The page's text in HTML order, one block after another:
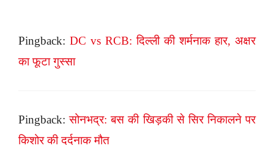
Pingback: DC vs RCB: दिल्ली की शर्मनाक हार, अक्षर
का फूटा गुस्सा
Pingback:सोनभद्र: बस की खिड़की से सिर निकालने पर
किशोर की दर्दनाक मौत